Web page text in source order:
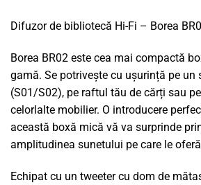
Difuzor de bibliotecă Hi-Fi – Borea
Borea BR02 este cea mai compactă
gamă. Se potrivește cu ușurință pe un
(S01/S02), pe raftul tău de cărți sau
celorlalte mobilier. O introducere
această boxă mică vă va surprinde
amplitudinea sunetului pe care le
Echipat cu un tweeter cu dom de